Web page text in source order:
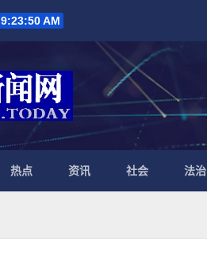
9:23:51 AM
热点 资讯 社会 法治